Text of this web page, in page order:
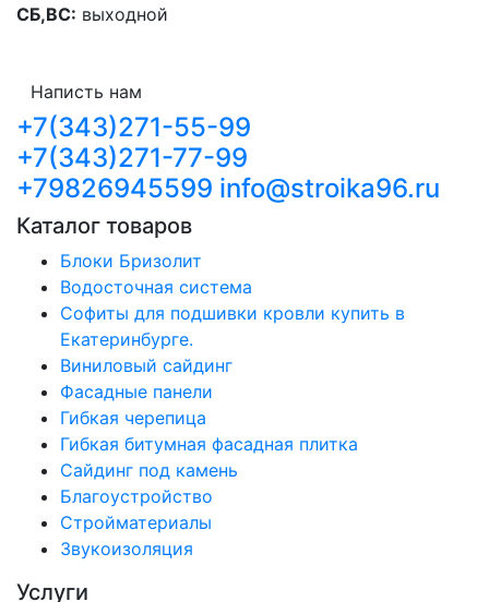
СБ,ВС: выходной
Написть нам
+7(343)271-55-99
+7(343)271-77-99
+79826945599 info@stroika96.ru
Каталог товаров
Блоки Бризолит
Водосточная система
Софиты для подшивки кровли купить в
Екатеринбурге.
Виниловый сайдинг
Фасадные панели
Гибкая черепица
Гибкая битумная фасадная плитка
Сайдинг под камень
Благоустройство
Стройматериалы
Звукоизоляция
Услуги